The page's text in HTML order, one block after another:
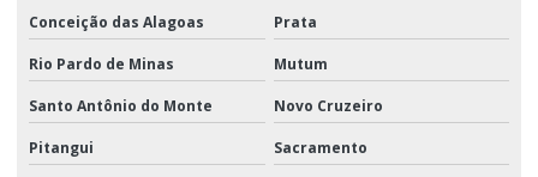
Conceição das Alagoas Prata
Rio Pardo de Minas Mutum
Santo Antônio do Monte Novo Cruzeiro
Pitangui Sacramento